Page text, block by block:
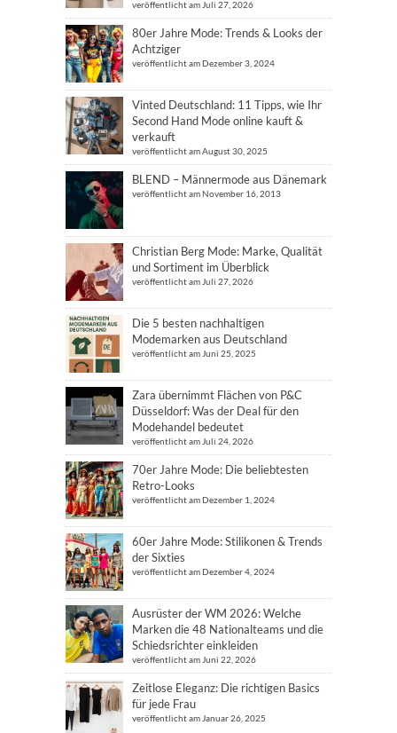
veröffentlicht am Juli 27, 2026
80er Jahre Mode: Trends & Looks der
Achtziger
veröffentlicht am Dezember 3, 2024
Vinted Deutschland: 11 Tipps, wie Ihr
Second Hand Mode online kauft &
verkauft
veröffentlicht am August 30, 2025
BLEND – Männermode aus Dänemark
veröffentlicht am November 16, 2013
Christian Berg Mode: Marke, Qualität
und Sortiment im Überblick
veröffentlicht am Juli 27, 2026
Die 5 besten nachhaltigen
Modemarken aus Deutschland
veröffentlicht am Juni 25, 2025
Zara übernimmt Flächen von P&C
Düsseldorf: Was der Deal für den
Modehandel bedeutet
veröffentlicht am Juli 24, 2026
70er Jahre Mode: Die beliebtesten
Retro-Looks
veröffentlicht am Dezember 1, 2024
60er Jahre Mode: Stilikonen & Trends
der Sixties
veröffentlicht am Dezember 4, 2024
Ausrüster der WM 2026: Welche
Marken die 48 Nationalteams und die
Schiedsrichter einkleiden
veröffentlicht am Juni 22, 2026
Zeitlose Eleganz: Die richtigen Basics
für jede Frau
veröffentlicht am Januar 26, 2025